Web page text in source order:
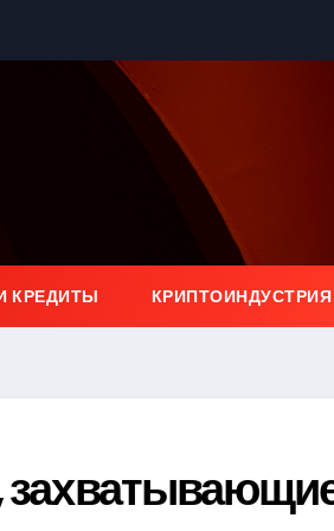
КРЕДИТЫ КРИПТОИНДУСТРИЯ